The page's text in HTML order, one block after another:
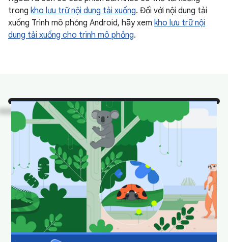
trong kho lưu trữ nội dung tải xuống. Đối với nội dung tải
xuống Trình mô phỏng Android, hãy xem kho lưu trữ nội
dung tải xuống cho trình mô phỏng.
Nhìn kìa!Đây là một số
loài động vật Android
Studio mà chúng tôi yêu
thích trong môi trường
sống tự nhiên.